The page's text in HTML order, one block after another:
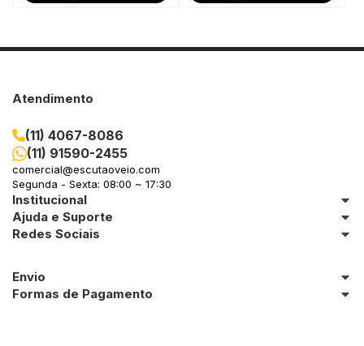
Atendimento
(11) 4067-8086
(11) 91590-2455
comercial@escutaoveio.com
Segunda - Sexta: 08:00 ~ 17:30
Institucional
Ajuda e Suporte
Redes Sociais
Envio
Formas de Pagamento